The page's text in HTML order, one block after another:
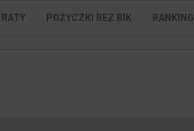
POŻYCZKI BEZ BIK RANKINGI